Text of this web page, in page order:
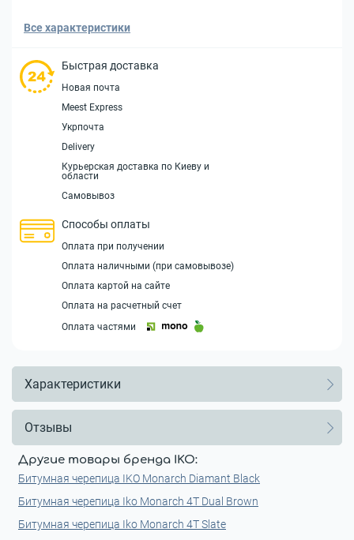
Все характеристики
Быстрая доставка
Новая почта
Meest Express
Укрпочта
Delivery
Курьерская доставка по Киеву и
области
Самовывоз
Способы оплаты
Оплата при получении
Оплата наличными (при самовывозе)
Оплата картой на сайте
Оплата на расчетный счет
Оплата частями
Характеристики
Отзывы
Другие товары бренда IKO:
Битумная черепица IKO Monarch Diamant Black
Битумная черепица Iko Monarch 4T Dual Brown
Битумная черепица Iko Monarch 4T Slate